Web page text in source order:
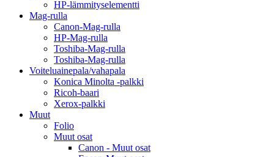
HP-lämmityselementti
Mag-rulla
Canon-Mag-rulla
HP-Mag-rulla
Toshiba-Mag-rulla
Toshiba-Mag-rulla
Voiteluainepala/vahapala
Konica Minolta -palkki
Ricoh-baari
Xerox-palkki
Muut
Folio
Muut osat
Canon - Muut osat